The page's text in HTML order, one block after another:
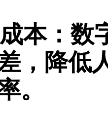
本：数
，降低
。